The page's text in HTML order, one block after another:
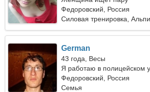
Федоровский, Россия
Силовая тренировка,
German
43 года, Весы
Я работаю в полицейском
общительную женщину
Федоровский, Россия
Семья